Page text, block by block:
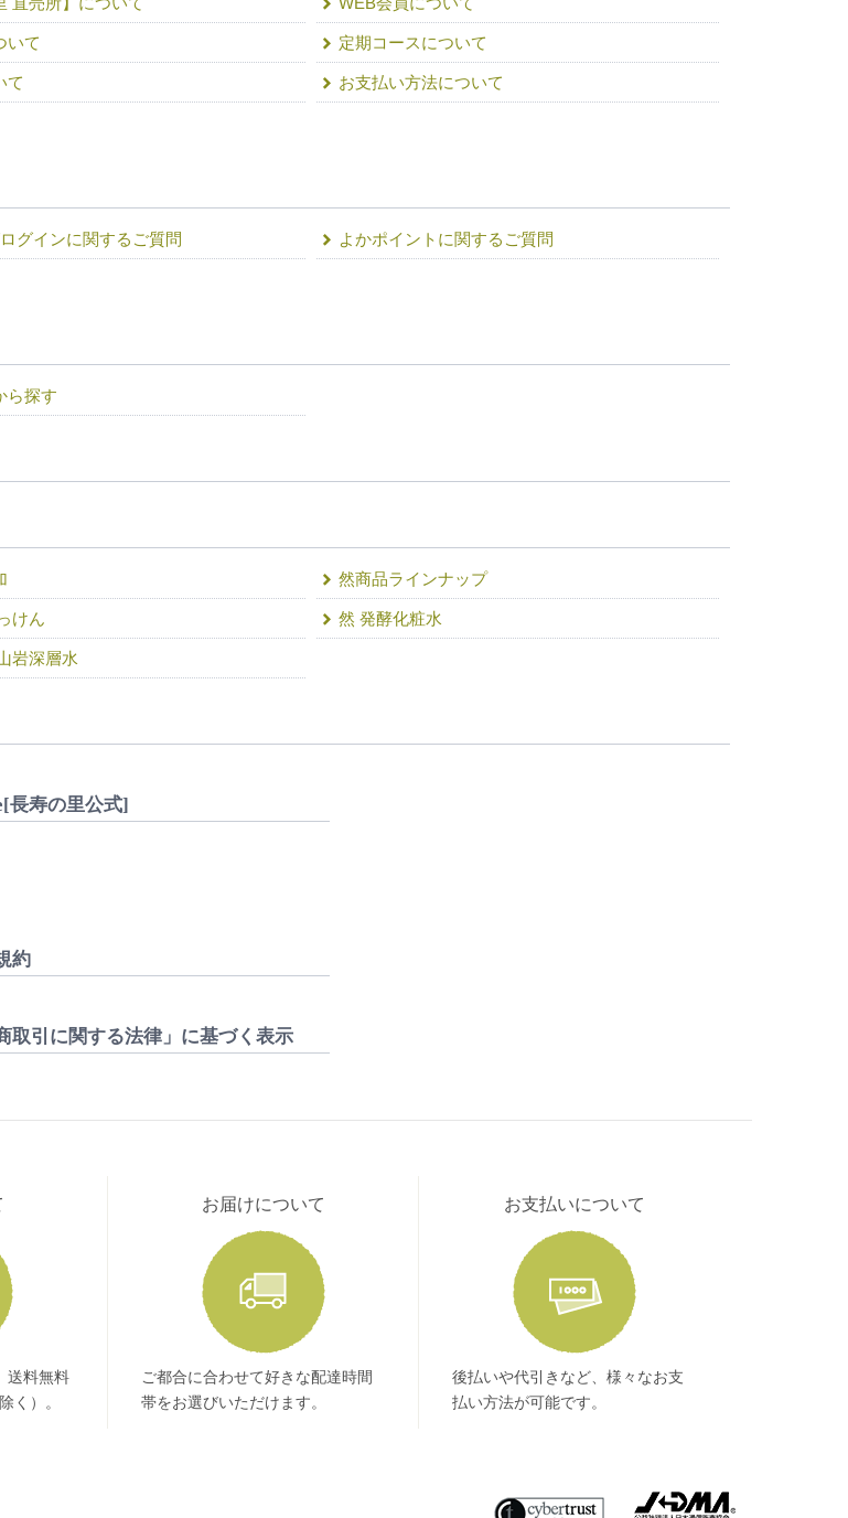
いて 定期コースについて
て お支払い方法について
グインに関するご質問 よかポイントに関するご質問
ら探す
然商品ラインナップ
けん 然 発酵化粧水
岩深層水
長寿の里公式]
約
取引に関する法律」に基づく表示
送料無料
く）。
お届けについて
ご都合に合わせて好きな配達時間
帯をお選びいただけます。
お支払いについて
後払いや代引きなど、様々なお支
払い方法が可能です。